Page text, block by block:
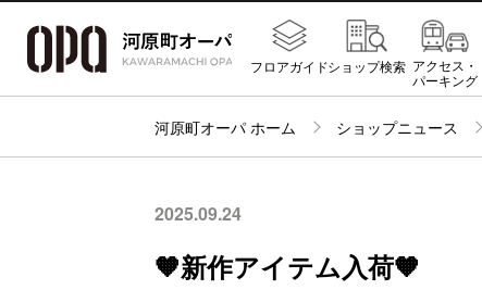
フロアガイドショップ検索 アクセス・
パーキング
河原町オーパ ホーム ショップニュース
2025.09.24
🧡新作アイテム入荷🧡